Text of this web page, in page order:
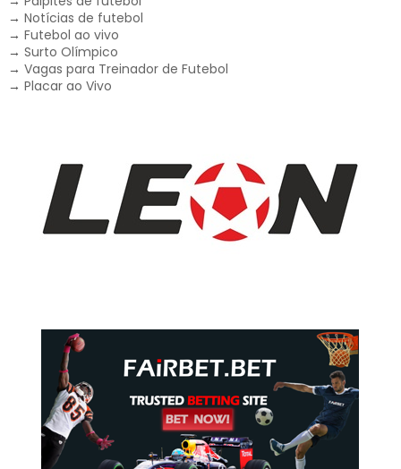
→ Notícias de futebol
→ Futebol ao vivo
→ Surto Olímpico
→ Vagas para Treinador de Futebol
→ Placar ao Vivo